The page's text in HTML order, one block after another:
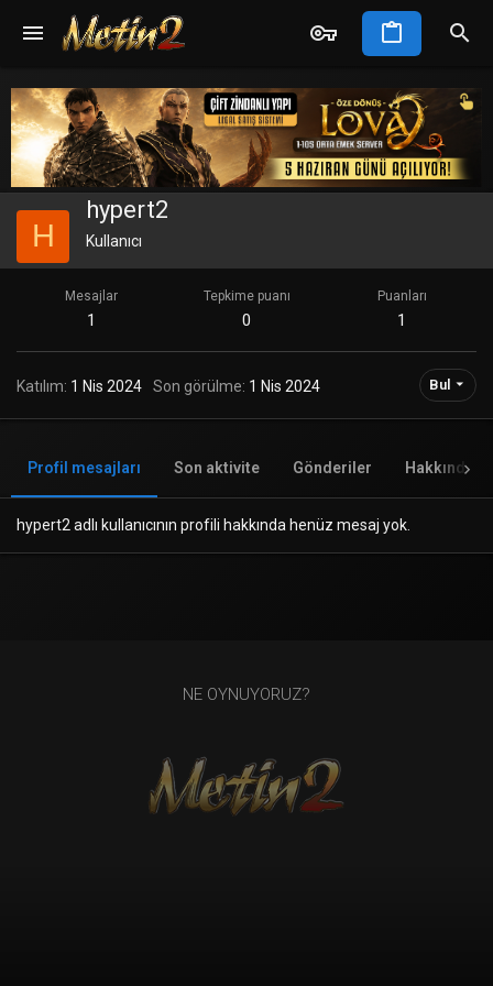
H
hypert2
Kullanıcı
Mesajlar
1
Tepkime puanı
0
Puanları
1
Katılım 1 Nis 2024 Son görülme 1 Nis 2024 Bul
Profil mesajları Son aktivite Gönderiler Hakkında
hypert2 adlı kullanıcının profili hakkında henüz mesaj yok.
NE OYNUYORUZ?